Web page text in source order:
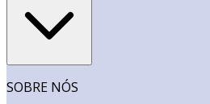
SOBRE NÓS